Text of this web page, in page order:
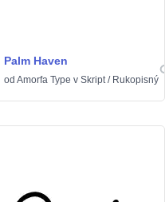
Palm Haven
od Amorfa Type v Skript/ Rukopisný